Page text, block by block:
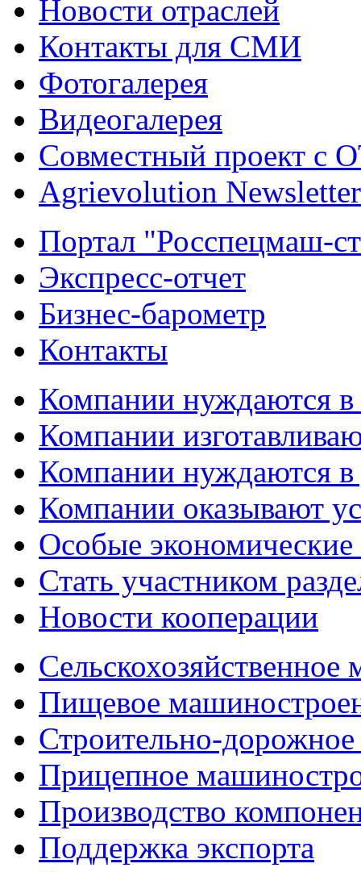
Новости отраслей
Контакты для СМИ
Фотогалерея
Видеогалерея
Совместный проект с
Agrievolution Newsletter
Портал "Росспецмаш-
Экспресс-отчет
Бизнес-барометр
Контакты
Компании нуждаются в
Компании
Компании нуждаются в
Компании оказывают
Особые
Стать участником
Новости кооперации
Пищевое
Строительно-
Прицепное
Производство
Поддержка экспорта